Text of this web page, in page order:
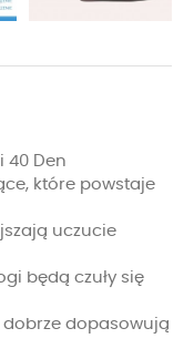
40 Den
które powstaje
uczucie
będą czuły się
dobrze dopasowują